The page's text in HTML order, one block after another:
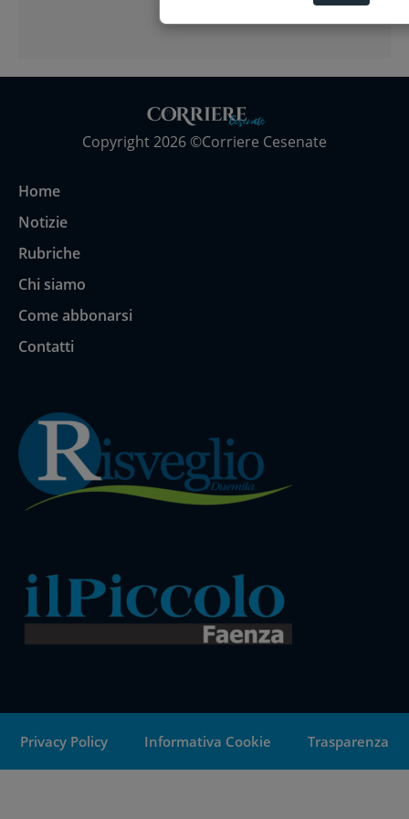
Copyright 2026 ©Corriere Cesenate
Home
Notizie
Rubriche
Chi siamo
Come abbonarsi
Contatti
Privacy Policy Informativa Cookie Trasparenza